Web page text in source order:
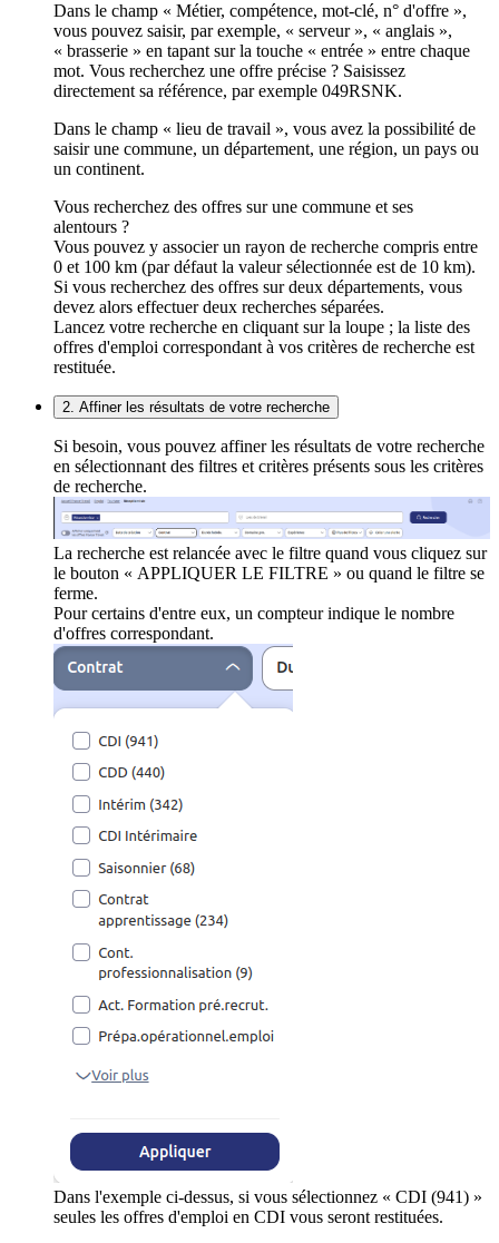
Dans le champ « Métier, compétence, mot-clé, n° d'offre »,
vous pouvez saisir, par exemple, « serveur », « anglais »,
« brasserie » en tapant sur la touche « entrée » entre chaque
mot. Vous recherchez une offre précise ? Saisissez
directement sa référence, par exemple 049RSNK.
Dans le champ « lieu de travail », vous avez la possibilité de
saisir une commune, un département, une région, un pays ou
un continent.
Vous recherchez des offres sur une commune et ses
alentours ?
Vous pouvez y associer un rayon de recherche compris entre
0 et 100 km (par défaut la valeur sélectionnée est de 10 km).
Si vous recherchez des offres sur deux départements, vous
devez alors effectuer deux recherches séparées.
Lancez votre recherche en cliquant sur la loupe ; la liste des
offres d'emploi correspondant à vos critères de recherche est
restituée.
2. Affiner les résultats de votre recherche
Si besoin, vous pouvez affiner les résultats de votre recherche
en sélectionnant des filtres et critères présents sous les critères
de recherche.
La recherche est relancée avec le filtre quand vous cliquez sur
le bouton « APPLIQUER LE FILTRE » ou quand le filtre se
ferme.
Pour certains d'entre eux, un compteur indique le nombre
d'offres correspondant.
Dans l'exemple ci-dessus, si vous sélectionnez « CDI (941) »
seules les offres d'emploi en CDI vous seront restituées.